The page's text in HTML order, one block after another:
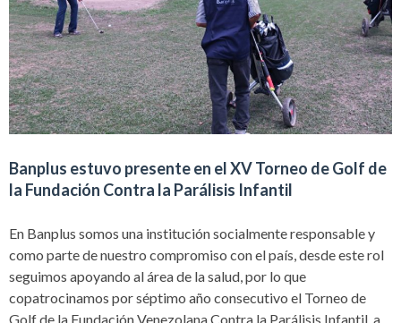
Banplus estuvo presente en el XV Torneo de Golf de
la Fundación Contra la Parálisis Infantil
En Banplus somos una institución socialmente responsable y
como parte de nuestro compromiso con el país, desde este rol
seguimos apoyando al área de la salud, por lo que
copatrocinamos por séptimo año consecutivo el Torneo de
Golf de la Fundación Venezolana Contra la Parálisis Infantil, a